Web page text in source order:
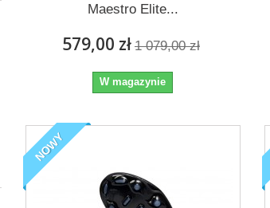
Maestro Elite...
579,00 zł 1 079,00 zł
W magazynie
NOWY